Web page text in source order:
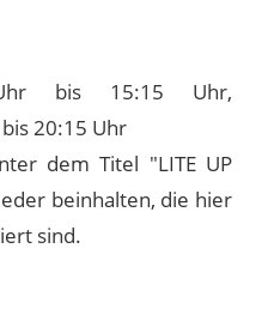
bis 15:15 Uhr,
20:15 Uhr
dem Titel "LITE UP
beinhalten, die hier
sind.